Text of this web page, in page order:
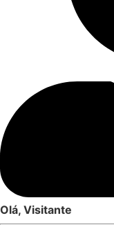
Olá, Visitante